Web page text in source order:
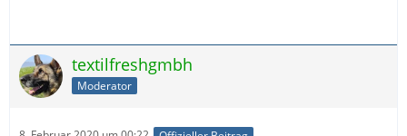
textilfreshgmbh
Moderator